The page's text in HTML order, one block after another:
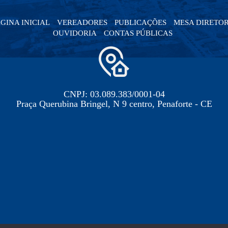
INICIAL VEREADORES PUBLICAÇÕES
MESA
OUVIDORIA
CONTAS PÚBLICAS
CNPJ: 03.089.383/0001-04
Praça Querubina Bringel, N 9 centro, Penaforte - CE